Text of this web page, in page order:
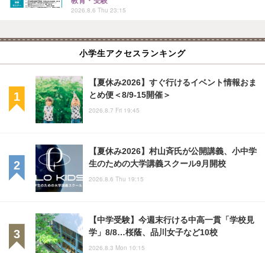
2026.8.6 Thu 23:15
小学生アクセスランキング
【夏休み2026】すぐ行けるイベント情報おま
とめ便＜8/9-15開催＞
2026.8.7 Fri 19:45
【夏休み2026】村山斉氏が公開講義、小中学
生のための大学講義スクール9月開校
2026.8.6 Thu 19:15
【中学受験】今週末行ける中高一貫「学校見
学」8/8…桜蔭、品川女子など10校
2026.8.3 Mon 10:15